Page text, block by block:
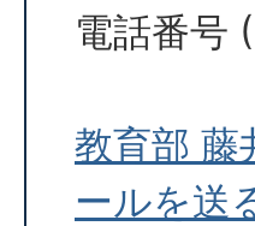
電話番号
教育部 藤
ールを送